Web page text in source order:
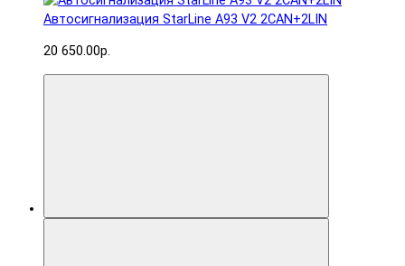
Автосигнализация StarLine A93 V2 2CAN+2LIN
20 650.00р.